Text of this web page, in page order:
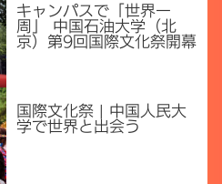
キャンパスで「世界一
周」 中国石油大学（北
京）第9回国際文化祭開幕
国際文化祭 | 中国人民大
学で世界と出会う